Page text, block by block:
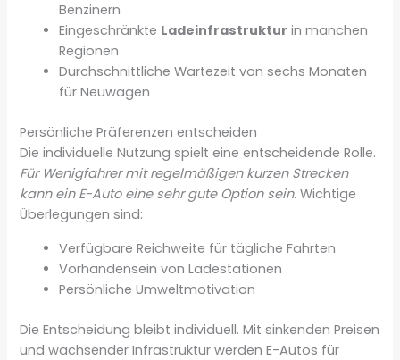
Benzinern
Eingeschränkte Ladeinfrastruktur in manchen
Regionen
Durchschnittliche Wartezeit von sechs Monaten
für Neuwagen
Persönliche Präferenzen entscheiden
Die individuelle Nutzung spielt eine entscheidende Rolle.
Für Wenigfahrer mit regelmäßigen kurzen Strecken
kann ein E-Auto eine sehr gute Option sein. Wichtige
Überlegungen sind:
Verfügbare Reichweite für tägliche Fahrten
Vorhandensein von Ladestationen
Persönliche Umweltmotivation
Die Entscheidung bleibt individuell. Mit sinkenden Preisen
und wachsender Infrastruktur werden E-Autos für